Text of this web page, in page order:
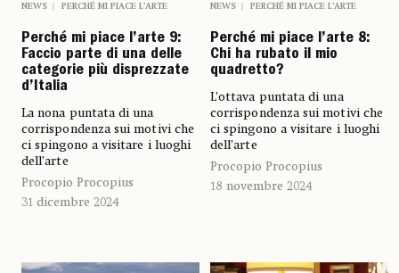
NEWS PERCHÉ MI PIACE L’ARTE
Perché mi piace l’arte 9:
Faccio parte di una delle
categorie più disprezzate
d’Italia
La nona puntata di una
corrispondenza sui motivi che
ci spingono a visitare i luoghi
dell’arte
Procopio Procopius
31 dicembre 2024
NEWS PERCHÉ MI PIACE L’ARTE
Perché mi piace l’arte 8:
Chi ha rubato il mio
quadretto?
L’ottava puntata di una
corrispondenza sui motivi che
ci spingono a visitare i luoghi
dell’arte
Procopio Procopius
18 novembre 2024